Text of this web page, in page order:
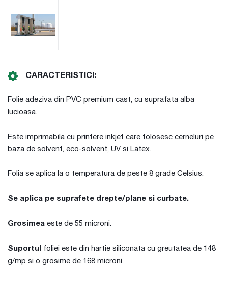
CARACTERISTICI:
Folie adeziva din PVC premium cast, cu suprafata alba
lucioasa.
Este imprimabila cu printere inkjet care folosesc cerneluri pe
baza de solvent, eco-solvent, UV si Latex.
Folia se aplica la o temperatura de peste 8 grade Celsius.
Se aplica pe suprafete drepte/plane si curbate.
Grosimea este de 55 microni.
Suportul
foliei este din hartie siliconata cu greutatea de 148
g/mp si o grosime de 168 microni.